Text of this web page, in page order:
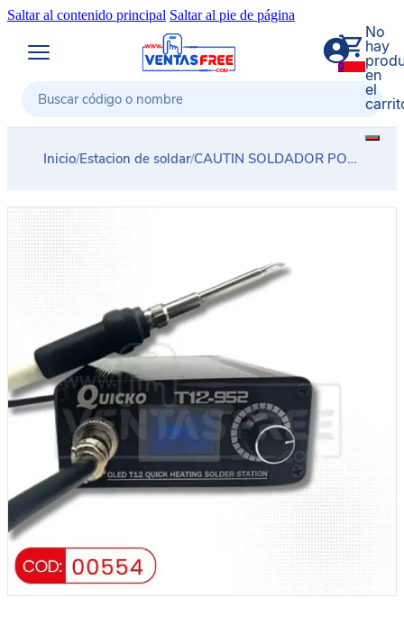
Saltar al contenido principal Saltar al pie de página
Buscar
0
No
hay
en
el
Inicio/Estacion de soldar/CAUTIN SOLDADOR PORTATIL + SOPORTE PUNTA QUICKO T12 952